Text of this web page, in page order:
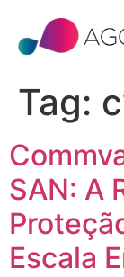
Tag:
SAN: A
Escala